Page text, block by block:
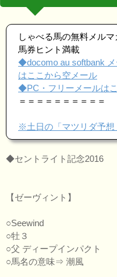
しゃべる馬の無料メルマ
馬券ヒント満載
◆docomo au softbank
はここから空メール
◆PC・フリーメールは
＝＝＝＝＝＝＝＝＝＝
※土日の「マツリダ予想
◆セントライト記念2016
【ゼーヴィント】
○Seewind
○牡３
○父 ディープインパクト
○馬名の意味⇒ 潮風